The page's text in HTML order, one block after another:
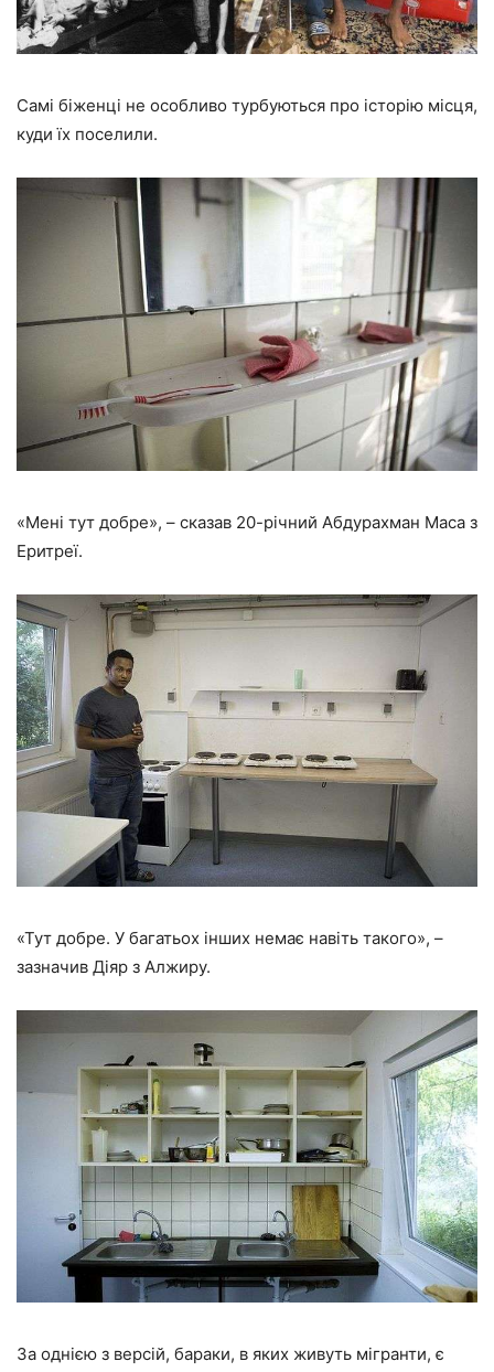
Самі біженці не особливо турбуються про історію місця,
куди їх поселили.
«Мені тут добре», – сказав 20-річний Абдурахман Маса з
Еритреї.
«Тут добре. У багатьох інших немає навіть такого», –
зазначив Діяр з Алжиру.
За однією з версій, бараки, в яких живуть мігранти, є